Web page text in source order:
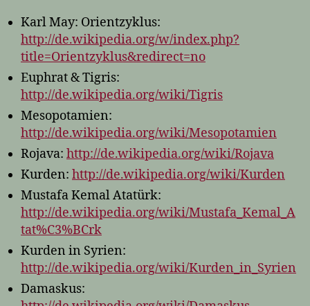
Karl May: Orientzyklus:
http://de.wikipedia.org/w/index.php?
title=Orientzyklus&redirect=no
Euphrat & Tigris:
http://de.wikipedia.org/wiki/Tigris
Mesopotamien:
http://de.wikipedia.org/wiki/Mesopotamien
Rojava: http://de.wikipedia.org/wiki/Rojava
Kurden: http://de.wikipedia.org/wiki/Kurden
Mustafa Kemal Atatürk:
http://de.wikipedia.org/wiki/Mustafa_Kemal_A
tat%C3%BCrk
Kurden in Syrien:
http://de.wikipedia.org/wiki/Kurden_in_Syrien
Damaskus: